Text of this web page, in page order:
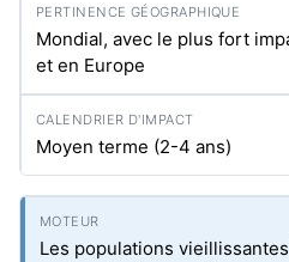
Mondial, avec le plus fort
et en Europe
Moyen terme (2-4 ans)
Les populations